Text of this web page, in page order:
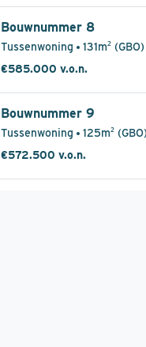
Bouwnummer 8
Tussenwoning 131m² (GBO)
€585.000 v.o.n.
Bouwnummer 9
Tussenwoning 125m² (GBO)
€572.500 v.o.n.